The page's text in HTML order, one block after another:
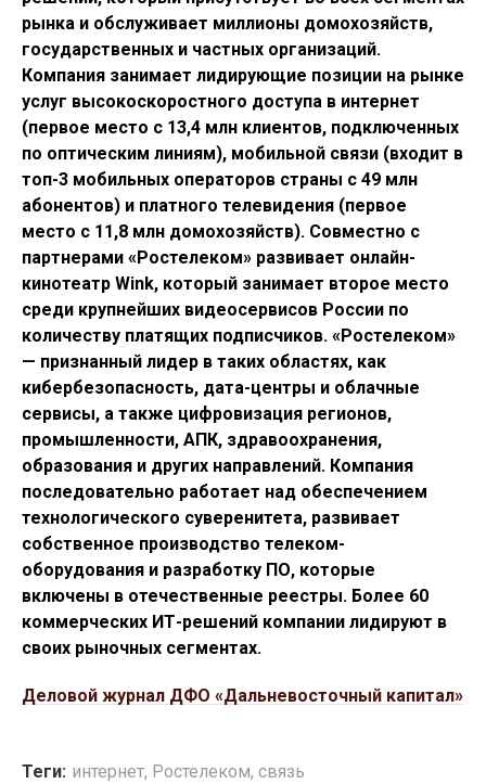
рынка и обслуживает миллионы домохозяйств,
государственных и частных организаций.
Компания занимает лидирующие позиции на рынке
услуг высокоскоростного доступа в интернет
(первое место с 13,4 млн клиентов, подключенных
по оптическим линиям), мобильной связи (входит в
топ-3 мобильных операторов страны с 49 млн
абонентов) и платного телевидения (первое
место с 11,8 млн домохозяйств). Совместно с
партнерами «Ростелеком» развивает онлайн-
кинотеатр Wink, который занимает второе место
среди крупнейших видеосервисов России по
количеству платящих подписчиков. «Ростелеком»
— признанный лидер в таких областях, как
кибербезопасность, дата-центры и облачные
сервисы, а также цифровизация регионов,
промышленности, АПК, здравоохранения,
образования и других направлений. Компания
последовательно работает над обеспечением
технологического суверенитета, развивает
собственное производство телеком-
оборудования и разработку ПО, которые
включены в отечественные реестры. Более 60
коммерческих ИТ-решений компании лидируют в
своих рыночных сегментах.
Деловой журнал ДФО «Дальневосточный капитал»
Теги: интернет, Ростелеком, связь